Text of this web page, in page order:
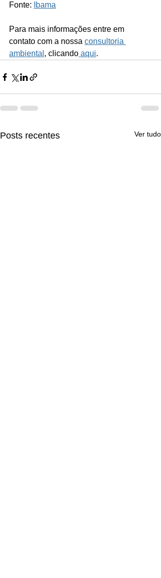
Fonte: Ibama
Para mais informações entre em
contato com a nossa consultoria
ambiental , clicando aqui.
Posts recentes Ver tudo